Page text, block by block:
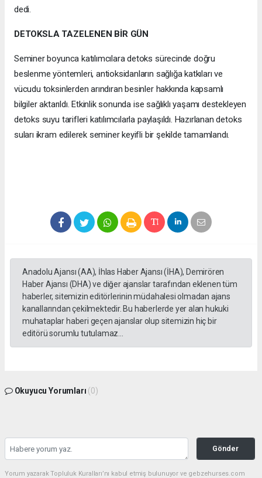
dedi.
DETOKSLA TAZELENEN BİR GÜN
Seminer boyunca katılımcılara detoks sürecinde doğru
beslenme yöntemleri, antioksidanların sağlığa katkıları ve
vücudu toksinlerden arındıran besinler hakkında kapsamlı
bilgiler aktarıldı. Etkinlik sonunda ise sağlıklı yaşamı destekleyen
detoks suyu tarifleri katılımcılarla paylaşıldı. Hazırlanan detoks
suları ikram edilerek seminer keyifli bir şekilde tamamlandı.
Anadolu Ajansı (AA), İhlas Haber Ajansı (İHA), Demirören
Haber Ajansı (DHA) ve diğer ajanslar tarafından eklenen tüm
haberler, sitemizin editörlerinin müdahalesi olmadan ajans
kanallarından çekilmektedir. Bu haberlerde yer alan hukuki
muhataplar haberi geçen ajanslar olup sitemizin hiç bir
editörü sorumlu tutulamaz...
Okuyucu Yorumları (0)
Gönder
Yorum yazarak Topluluk Kuralları’nı kabul etmiş bulunuyor ve gebzehurses.com